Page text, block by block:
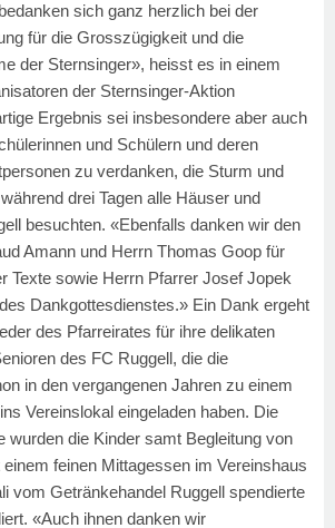
sich ganz herzlich bei der
für die Grosszügigkeit und die
der Sternsinger», heisst es in einem
der Sternsinger-Aktion
Ergebnis sei insbesondere aber auch
und Schülern und deren
zu verdanken, die Sturm und
drei Tagen alle Häuser und
besuchten. «Ebenfalls danken wir den
Amann und Herrn Thomas Goop für
Texte sowie Herrn Pfarrer Josef Jopek
Dankgottesdienstes.» Ein Dank ergeht
des Pfarreirates für ihre delikaten
des FC Ruggell, die die
in den vergangenen Jahren zu einem
Vereinslokal eingeladen haben. Die
wurden die Kinder samt Begleitung von
feinen Mittagessen im Vereinshaus
vom Getränkehandel Ruggell spendierte
«Auch ihnen danken wir